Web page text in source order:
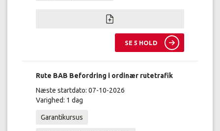
SE 5 HOLD
Rute BAB Befordring i ordinær rutetrafik
Garantikursus
Næste startdato: 07-10-2026
Varighed: 1 dag